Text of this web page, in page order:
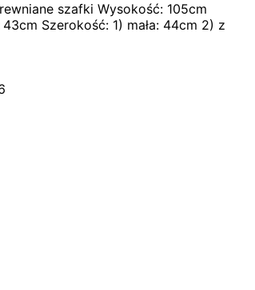
szafki Wysokość: 105cm
43cm Szerokość: 1) mała: 44cm 2) z